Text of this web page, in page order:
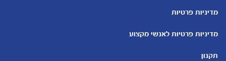
מחשבון שמות
מחשבון צבע עיניים
מדיניות פרטיות
מדיניות פרטיות לאנשי מקצוע
תקנון